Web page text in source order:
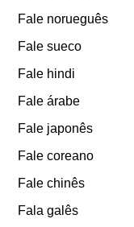
Fale norueguês
Fale sueco
Fale hindi
Fale árabe
Fale japonês
Fale coreano
Fale chinês
Fala galês